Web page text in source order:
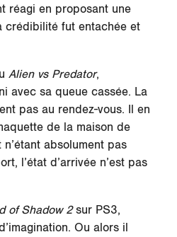
réagi en proposant une
crédibilité fut entachée et
Alien vs Predator,
avec sa queue cassée. La
pas au rendez-vous. Il en
de la maison de
n’étant absolument pas
l’état d’arrivée n’est pas
of Shadow 2sur PS3,
Ou alors il